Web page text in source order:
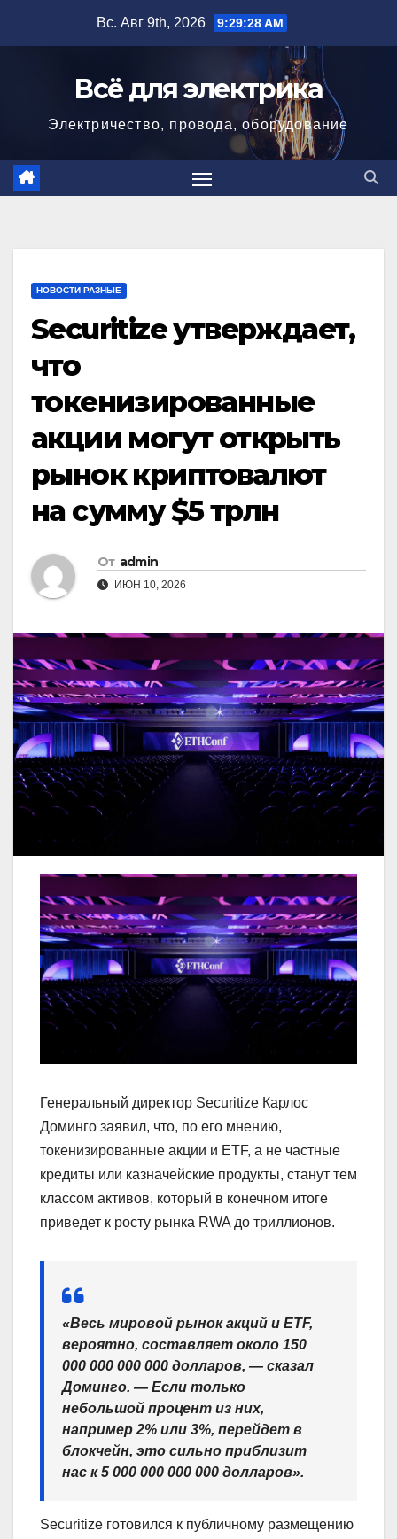
Вс. Авг 9th, 2026 9:29:29 AM
Всё для электрика
Электричество, провода, оборудование
НОВОСТИ РАЗНЫЕ
Securitize утверждает,
что
токенизированные
акции могут открыть
рынок криптовалют
на сумму $5 трлн
От admin
ИЮН 10, 2026
Генеральный директор Securitize Карлос
Доминго заявил, что, по его мнению,
токенизированные акции и ETF, а не частные
кредиты или казначейские продукты, станут тем
классом активов, который в конечном итоге
приведет к росту рынка RWA до триллионов.
«Весь мировой рынок акций и ETF,
вероятно, составляет около 150
000 000 000 000 долларов, — сказал
Доминго. — Если только
небольшой процент из них,
например 2% или 3%, перейдет в
блокчейн, это сильно приблизит
нас к 5 000 000 000 000 долларов».
Securitize готовился к публичному размещению